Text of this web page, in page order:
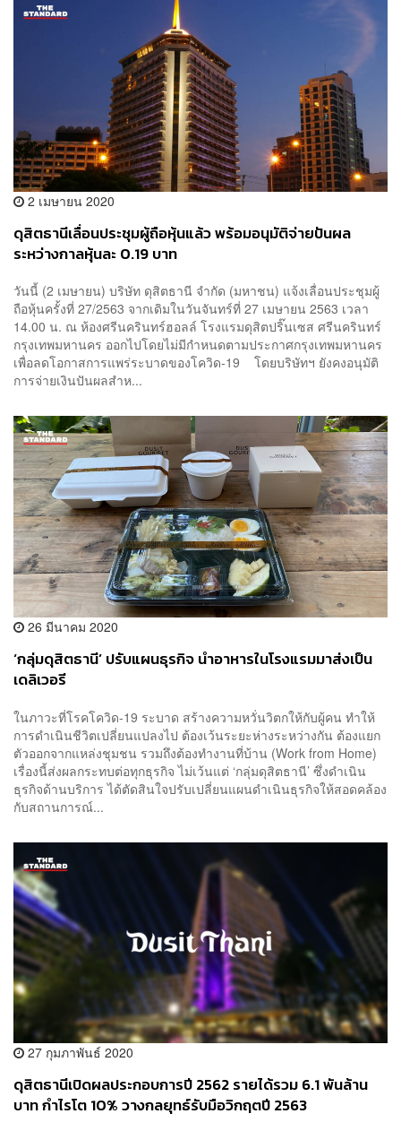
2 เมษายน 2020
ดุสิตธานีเลื่อนประชุมผู้ถือหุ้นแล้ว พร้อมอนุมัติจ่ายปันผล
ระหว่างกาลหุ้นละ 0.19 บาท
วันนี้ (2 เมษายน) บริษัท ดุสิตธานี จำกัด (มหาชน) แจ้งเลื่อนประชุมผู้
ถือหุ้นครั้งที่ 27/2563 จากเดิมในวันจันทร์ที่ 27 เมษายน 2563 เวลา
14.00 น. ณ ห้องศรีนครินทร์ฮอลล์ โรงแรมดุสิตปริ๊นเซส ศรีนครินทร์
กรุงเทพมหานคร ออกไปโดยไม่มีกำหนดตามประกาศกรุงเทพมหานคร
เพื่อลดโอกาสการแพร่ระบาดของโควิด-19 โดยบริษัทฯ ยังคงอนุมัติ
การจ่ายเงินปันผลสำห...
26 มีนาคม 2020
‘กลุ่มดุสิตธานี’ ปรับแผนธุรกิจ นำอาหารในโรงแรมมาส่งเป็น
เดลิเวอรี
ในภาวะที่โรคโควิด-19 ระบาด สร้างความหวั่นวิตกให้กับผู้คน ทำให้
การดำเนินชีวิตเปลี่ยนแปลงไป ต้องเว้นระยะห่างระหว่างกัน ต้องแยก
ตัวออกจากแหล่งชุมชน รวมถึงต้องทำงานที่บ้าน (Work from Home)
เรื่องนี้ส่งผลกระทบต่อทุกธุรกิจ ไม่เว้นแต่ ‘กลุ่มดุสิตธานี’ ซึ่งดำเนิน
ธุรกิจด้านบริการ ได้ตัดสินใจปรับเปลี่ยนแผนดำเนินธุรกิจให้สอดคล้อง
กับสถานการณ์...
27 กุมภาพันธ์ 2020
ดุสิตธานีเปิดผลประกอบการปี 2562 รายได้รวม 6.1 พันล้าน
บาท กำไรโต 10% วางกลยุทธ์รับมือวิกฤตปี 2563